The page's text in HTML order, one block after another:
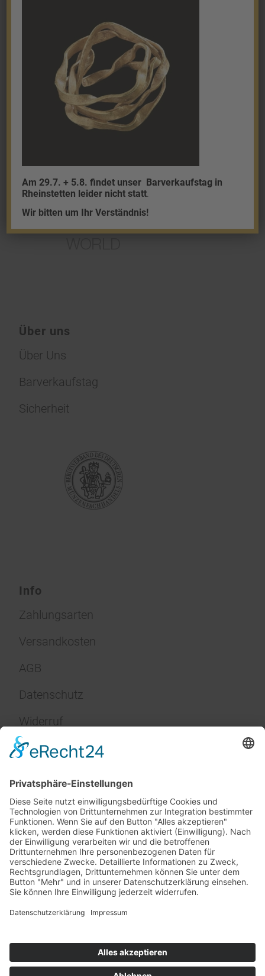
Granalien
Palladium
Über uns
Über Uns
Barverkaufstag
Sicherheit
Info
Zahlungsarten
Versandkosten
AGB
Datenschutz
Widerruf
Impressum
Service
FAQ
Zahlungsarten
Am 29.7. + 5.8. findet unser Barverkaufstag in
Rheinstetten leider nicht statt
Wir bitten um Ihr Verständnis!